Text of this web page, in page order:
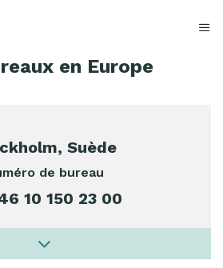
en Europe
Suède
de bureau
10 150 23 00